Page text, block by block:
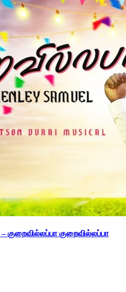
குறைவில்லப்பா குறைவில்லப்பா